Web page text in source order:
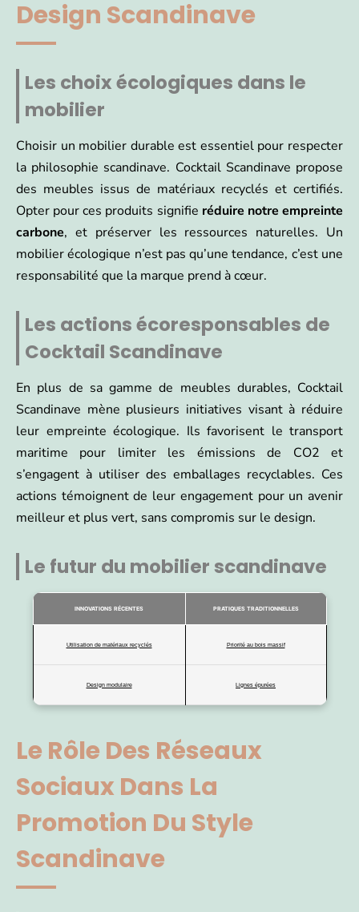
Design Scandinave
Les choix écologiques dans le
mobilier
Choisir un mobilier durable est essentiel pour respecter
la philosophie scandinave. Cocktail Scandinave propose
des meubles issus de matériaux recyclés et certifiés.
Opter pour ces produits signifie réduire notre empreinte
carbone, et préserver les ressources naturelles. Un
mobilier écologique n’est pas qu’une tendance, c’est une
responsabilité que la marque prend à cœur.
Les actions écoresponsables de
Cocktail Scandinave
En plus de sa gamme de meubles durables, Cocktail
Scandinave mène plusieurs initiatives visant à réduire
leur empreinte écologique. Ils favorisent le transport
maritime pour limiter les émissions de CO2 et
s’engagent à utiliser des emballages recyclables. Ces
actions témoignent de leur engagement pour un avenir
meilleur et plus vert, sans compromis sur le design.
Le futur du mobilier scandinave
INNOVATIONS RÉCENTES PRATIQUES TRADITIONNELLES
Utilisation de matériaux recyclés Priorité au bois massif
Design modulaire Lignes épurées
Le Rôle Des Réseaux
Sociaux Dans La
Promotion Du Style
Scandinave